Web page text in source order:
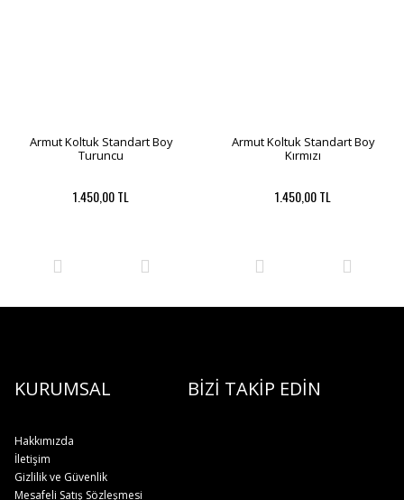
Armut Koltuk Standart Boy
Turuncu
1.450,00 TL
Armut Koltuk Standart Boy
Kırmızı
1.450,00 TL
KURUMSAL BİZİ TAKİP EDİN
Hakkımızda
İletişim
Gizlilik ve Güvenlik
Mesafeli Satış Sözleşmesi